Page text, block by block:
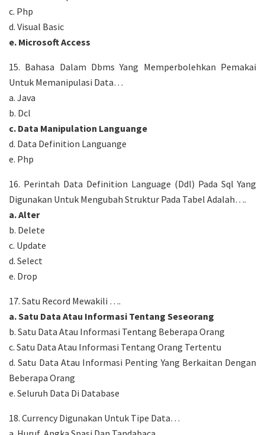
c. Php
d. Visual Basic
e. Microsoft Access
15. Bahasa Dalam Dbms Yang Memperbolehkan Pemakai
Untuk Memanipulasi Data…
a. Java
b. Dcl
c. Data Manipulation Languange
d. Data Definition Languange
e. Php
16. Perintah Data Definition Language (Ddl) Pada Sql Yang
Digunakan Untuk Mengubah Struktur Pada Tabel Adalah….
a. Alter
b. Delete
c. Update
d. Select
e. Drop
17. Satu Record Mewakili ….
a. Satu Data Atau Informasi Tentang Seseorang
b. Satu Data Atau Informasi Tentang Beberapa Orang
c. Satu Data Atau Informasi Tentang Orang Tertentu
d. Satu Data Atau Informasi Penting Yang Berkaitan Dengan
Beberapa Orang
e. Seluruh Data Di Database
18. Currency Digunakan Untuk Tipe Data…